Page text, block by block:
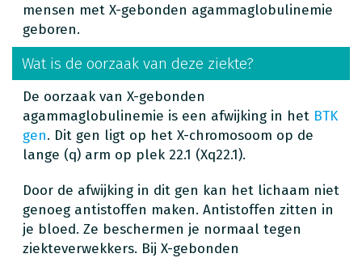
mensen met X-gebonden agammaglobulinemie
geboren.
Wat is de oorzaak van deze ziekte?
De oorzaak van X-gebonden
agammaglobulinemie is een afwijking in het BTK
gen. Dit gen ligt op het X-chromosoom op de
lange (q) arm op plek 22.1 (Xq22.1).
Door de afwijking in dit gen kan het lichaam niet
genoeg antistoffen maken. Antistoffen zitten in
je bloed. Ze beschermen je normaal tegen
ziekteverwekkers. Bij X-gebonden